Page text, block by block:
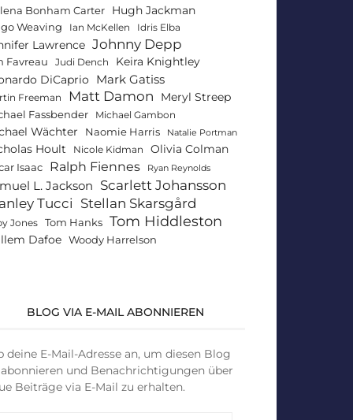
Bonham Carter Hugh Jackman
Weaving Ian McKellen Idris Elba
Lawrence Johnny Depp
Favreau Judi Dench
Keira Knightley
DiCaprio
Mark Gatiss
Freeman Matt Damon Meryl Streep
Fassbender Michael Gambon
Wächter Naomie Harris Natalie Portman
Hoult Nicole Kidman Olivia Colman
Isaac Ralph Fiennes Ryan Reynolds
L. Jackson Scarlett Johansson
Tucci Stellan Skarsgård
Jones Tom Hanks Tom Hiddleston
Dafoe Woody Harrelson
BLOG VIA E-MAIL ABONNIEREN
deine E-Mail-Adresse an, um diesen Blog
und Benachrichtigungen über
Beiträge via E-Mail zu erhalten.